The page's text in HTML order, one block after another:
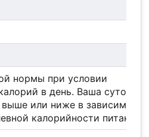
нормы при условии
в день. Ваша суточная
или ниже в зависимости
калорийности питания.